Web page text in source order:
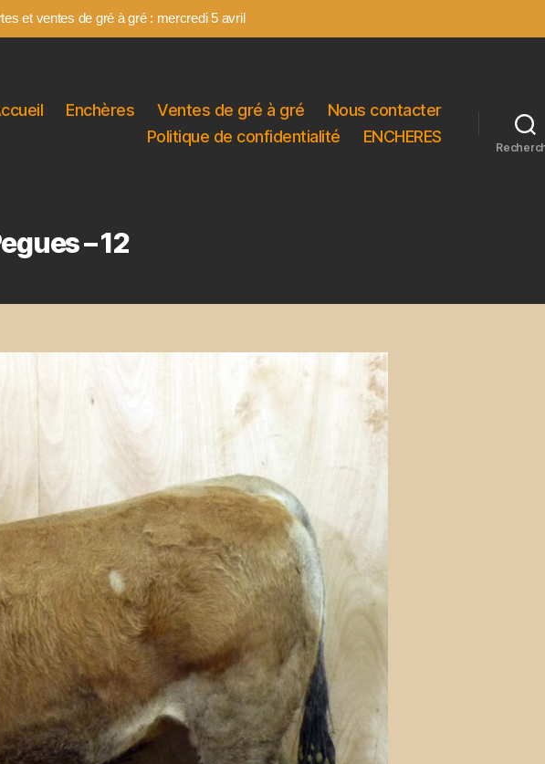
et ventes de gré à gré : mercredi 5 avril
Enchères Ventes de gré à gré
Nous contacter
Politique de confidentialité
ENCHERES
– 12